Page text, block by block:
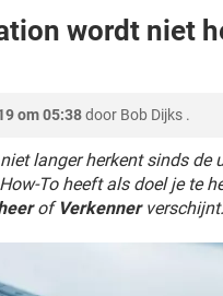
wordt niet
om 05:38door Bob Dijks .
langer herkent sinds de
To heeft als doel je te
of Verkennerverschijnt.